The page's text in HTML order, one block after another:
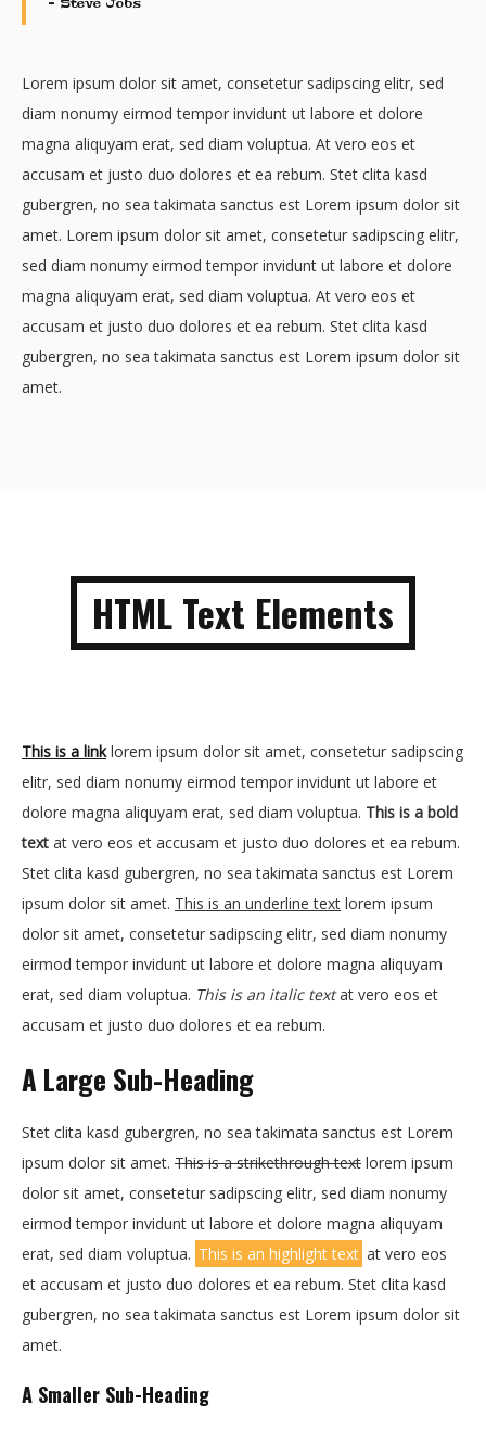
– Steve Jobs
Lorem ipsum dolor sit amet, consetetur sadipscing elitr, sed
diam nonumy eirmod tempor invidunt ut labore et dolore
magna aliquyam erat, sed diam voluptua. At vero eos et
accusam et justo duo dolores et ea rebum. Stet clita kasd
gubergren, no sea takimata sanctus est Lorem ipsum dolor sit
amet. Lorem ipsum dolor sit amet, consetetur sadipscing elitr,
sed diam nonumy eirmod tempor invidunt ut labore et dolore
magna aliquyam erat, sed diam voluptua. At vero eos et
accusam et justo duo dolores et ea rebum. Stet clita kasd
gubergren, no sea takimata sanctus est Lorem ipsum dolor sit
amet.
HTML Text Elements
This is a linklorem ipsum dolor sit amet, consetetur sadipscing
elitr, sed diam nonumy eirmod tempor invidunt ut labore et
dolore magna aliquyam erat, sed diam voluptua. This is a bold
text at vero eos et accusam et justo duo dolores et ea rebum.
Stet clita kasd gubergren, no sea takimata sanctus est Lorem
ipsum dolor sit amet. This is an underline text lorem ipsum
dolor sit amet, consetetur sadipscing elitr, sed diam nonumy
eirmod tempor invidunt ut labore et dolore magna aliquyam
erat, sed diam voluptua. This is an italic textat vero eos et
accusam et justo duo dolores et ea rebum.
A Large Sub-Heading
Stet clita kasd gubergren, no sea takimata sanctus est Lorem
ipsum dolor sit amet. This is a strikethrough text lorem ipsum
dolor sit amet, consetetur sadipscing elitr, sed diam nonumy
eirmod tempor invidunt ut labore et dolore magna aliquyam
erat, sed diam voluptua. This is an highlight text at vero eos
et accusam et justo duo dolores et ea rebum. Stet clita kasd
gubergren, no sea takimata sanctus est Lorem ipsum dolor sit
amet.
A Smaller Sub-Heading